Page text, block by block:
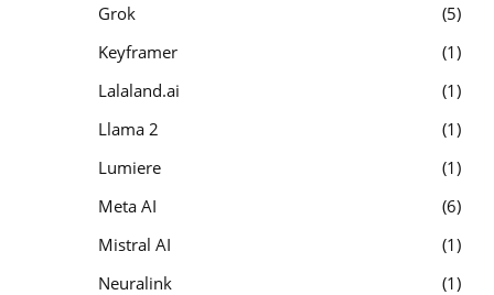
Grok
5
Keyframer
1
Lalaland.ai
1
Llama 2
1
Lumiere
1
Meta AI
6
Mistral AI
1
Neuralink
1